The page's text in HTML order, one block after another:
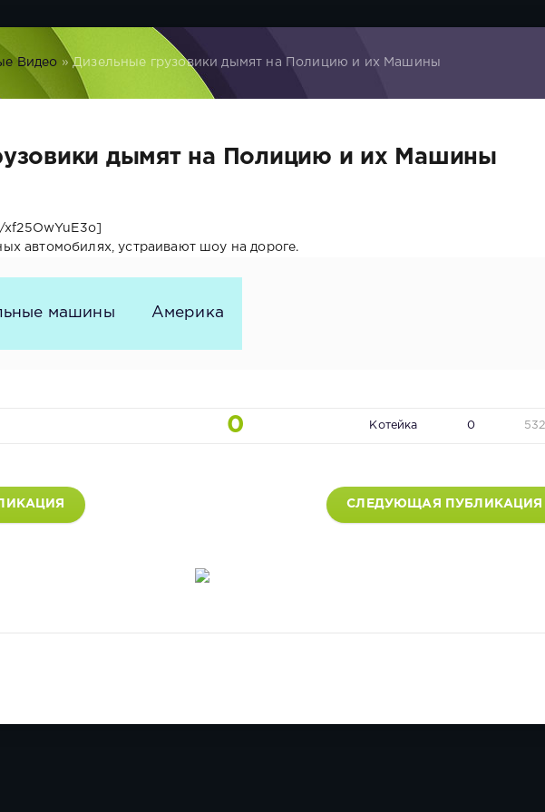
Видео » Дизельные грузовики дымят на Полицию и их Машины
дымят на Полицию и их Машины
автомобилях, устраивают шоу на дороге.
машины Америка
0 Котейка 0
СЛЕДУЮЩАЯ ПУБЛИКАЦИЯ